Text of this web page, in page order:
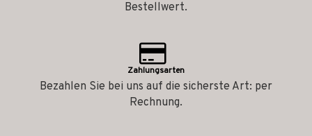
Bestellwert.
Zahlungsarten
Bezahlen Sie bei uns auf die sicherste Art: per
Rechnung.